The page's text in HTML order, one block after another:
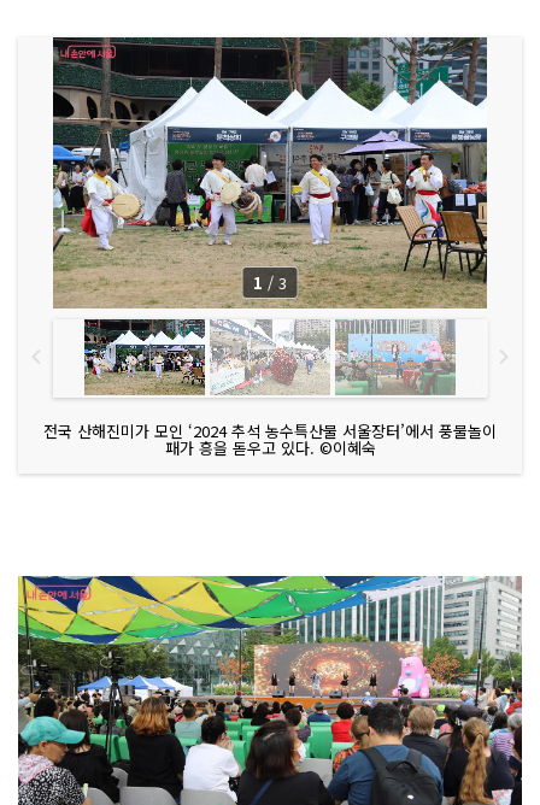
전국 산해진미가 모인 ‘2024 추석 농수특산물 서울장터’에서 풍물놀이
패가 흥을 돋우고 있다. ©이혜숙
1 / 3